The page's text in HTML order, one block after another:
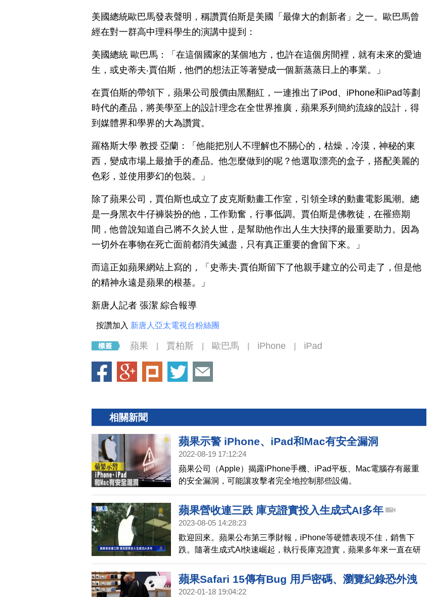
美國總統歐巴馬發表聲明，稱讚賈伯斯是美國「最偉大的創新者」之一。歐巴馬曾
經在對一群高中理科學生的演講中提到：
美國總統 歐巴馬：「在這個國家的某個地方，也許在這個房間裡，就有未來的愛迪
生，或史蒂夫‧賈伯斯，他們的想法正等著變成一個新蒸蒸日上的事業。」
在賈伯斯的帶領下，蘋果公司股價由黑翻紅，一連推出了iPod、iPhone和iPad等劃
時代的產品，將美學至上的設計理念在全世界推廣，蘋果系列簡約流線的設計，得
到媒體界和學界的大為讚賞。
羅格斯大學 教授 亞蘭：「他能把別人不理解也不關心的，枯燥，冷漠，神秘的東
西，變成市場上最搶手的產品。他怎麼做到的呢？他選取漂亮的盒子，搭配美麗的
色彩，並使用夢幻的包裝。」
除了蘋果公司，賈伯斯也成立了皮克斯動畫工作室，引領全球的動畫電影風潮。總
是一身黑衣牛仔褲裝扮的他，工作勤奮，行事低調。賈伯斯是佛教徒，在罹癌期
間，他曾說知道自己將不久於人世，是幫助他作出人生大抉擇的最重要助力。因為
一切外在事物在死亡面前都消失滅盡，只有真正重要的會留下來。」
而這正如蘋果網站上寫的，「史蒂夫‧賈伯斯留下了他親手建立的公司走了，但是他
的精神永遠是蘋果的根基。」
新唐人記者 張潔 綜合報導
按讚加入 新唐人亞太電視台粉絲團
蘋果 賈柏斯 歐巴馬 iPhone iPad
相關新聞
蘋果示警 iPhone、iPad和Mac有安全漏洞
2022-08-19 17:12:24
蘋果公司（Apple）揭露iPhone手機、iPad平板、Mac電腦存有嚴重
的安全漏洞，可能讓攻擊者完全地控制那些設備。
蘋果營收連三跌 庫克證實投入生成式AI多年
2023-08-05 14:28:23
歡迎回來。蘋果公布第三季財報，iPhone等硬體表現不佳，銷售下
跌。隨著生成式AI快速崛起，執行長庫克證實，蘋果多年來一直在研
究生成式AI等人工智慧技術。
蘋果Safari 15傳有Bug 用戶密碼、瀏覽紀錄恐外洩
2022-01-18 19:04:22